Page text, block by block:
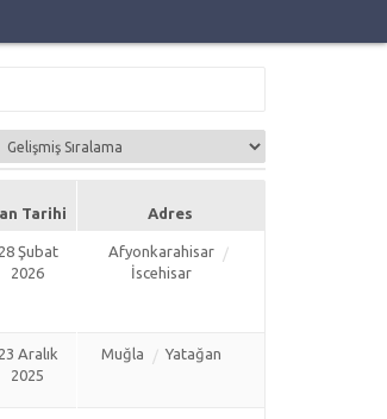
Tarihi Adres
28 Şubat
2026
Afyonkarahisar
İscehisar
23 Aralık
2025
Muğla Yatağan